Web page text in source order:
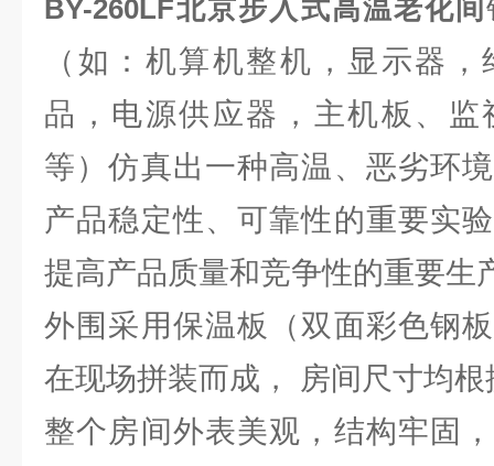
BY-260LF北京步入式高温老化间
（如：机算机整机，显示器
品，电源供应器，主机板、
等）仿真出一种高温、恶劣环
产品稳定性、可靠性的重要实
提高产品质量和竞争性的重要生
外围采用保温板（双面彩色钢
在现场拼装而成， 房间尺寸均
整个房间外表美观，结构牢固